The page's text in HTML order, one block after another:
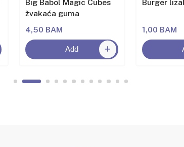
Big Babol Magic Cubes
žvakaća guma
4,50 BAM
Add
Burger
1,00 BAM